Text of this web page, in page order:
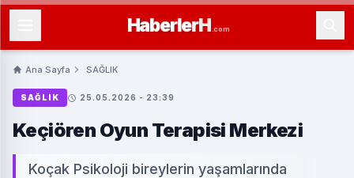
HaberlerH .com
Ana Sayfa SAĞLIK
SAĞLIK 25.05.2026 - 23:39
Keçiören Oyun Terapisi Merkezi
Koçak Psikoloji bireylerin yaşamlarında